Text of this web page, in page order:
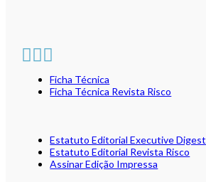
Ficha Técnica
Ficha Técnica Revista Risco
Estatuto Editorial Executive Digest
Estatuto Editorial Revista Risco
Assinar Edição Impressa